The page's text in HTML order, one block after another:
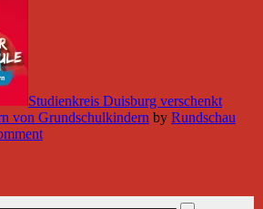
Studienkreis Duisburg verschenkt
von Grundschulkindern by Rundschau